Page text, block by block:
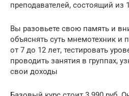
преподавателей, состоящий из
Вы разовьете свою память и
объяснять суть мнемотехник и
от 7 до 12 лет, тестировать
проводить занятия в группах,
свои доходы